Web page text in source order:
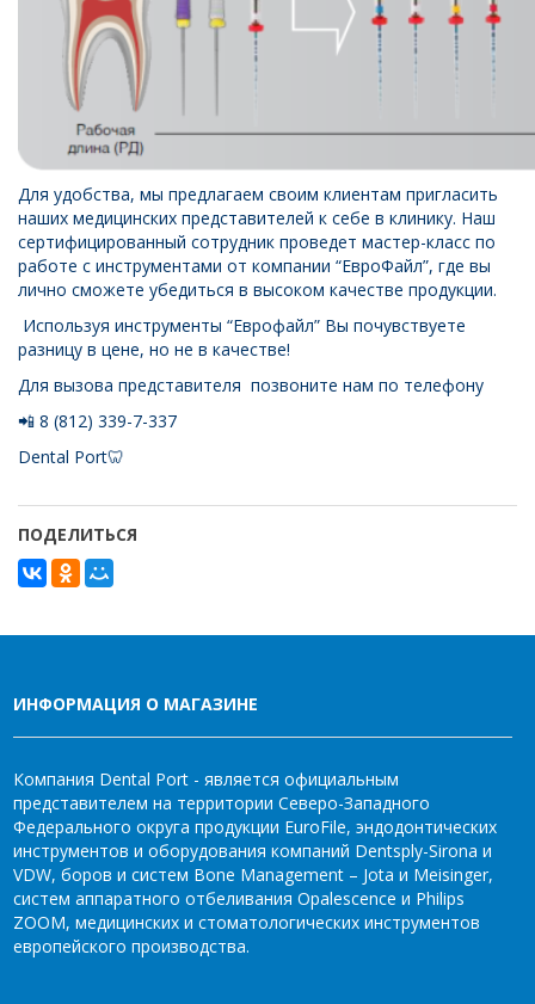
Для удобства, мы предлагаем своим клиентам пригласить
наших медицинских представителей к себе в клинику. Наш
сертифицированный сотрудник проведет мастер-класс по
работе с инструментами от компании “ЕвроФайл”, где вы
лично сможете убедиться в высоком качестве продукции.
Используя инструменты “Еврофайл” Вы почувствуете
разницу в цене, но не в качестве!
Для вызова представителя позвоните нам по телефону
📲 8 (812) 339-7-337
Dental Port🦷
ПОДЕЛИТЬСЯ
ИНФОРМАЦИЯ О МАГАЗИНЕ
Компания Dental Port - является официальным
представителем на территории Северо-Западного
Федерального округа продукции EuroFile, эндодонтических
инструментов и оборудования компаний Dentsply-Sirona и
VDW, боров и систем Bone Management – Jota и Meisinger,
систем аппаратного отбеливания Opalescence и Philips
ZOOM, медицинских и стоматологических инструментов
европейского производства.